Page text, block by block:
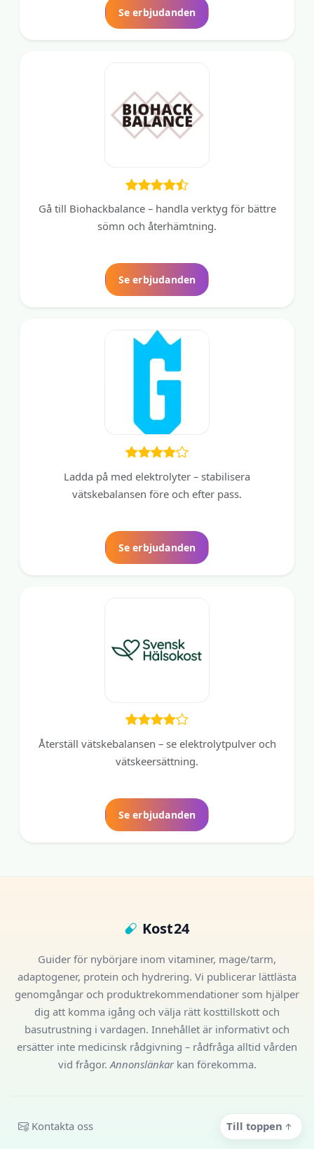
Se erbjudanden
Gå till Biohackbalance – handla verktyg för bättre
sömn och återhämtning.
Se erbjudanden
Ladda på med elektrolyter – stabilisera
vätskebalansen före och efter pass.
Se erbjudanden
Återställ vätskebalansen – se elektrolytpulver och
vätskeersättning.
Se erbjudanden
Kost24
Guider för nybörjare inom vitaminer, mage/tarm,
adaptogener, protein och hydrering. Vi publicerar lättlästa
genomgångar och produktrekommendationer som hjälper
dig att komma igång och välja rätt kosttillskott och
basutrustning i vardagen. Innehållet är informativt och
ersätter inte medicinsk rådgivning – rådfråga alltid vården
vid frågor. Annonslänkarkan förekomma.
Kontakta oss Till toppen